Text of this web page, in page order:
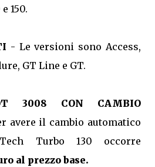
150.
- Le versioni sono Access,
GT Line e GT.
3008 CON CAMBIO
avere il cambio automatico
Turbo 130 occorre
al prezzo base.